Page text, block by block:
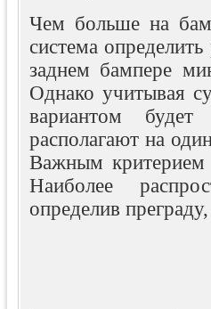
Чем больше на
система
заднем бампере
Однако учитывая
вариантом
располагают на
Важным критерием
Наиболее
определив